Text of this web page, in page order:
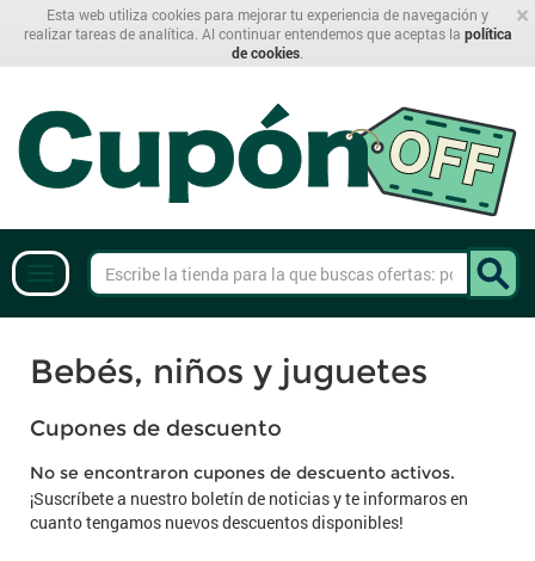
×
Esta web utiliza cookies para mejorar tu experiencia de navegación y
realizar tareas de analítica. Al continuar entendemos que aceptas la política
de cookies
Bebés, niños y juguetes
Cupones de descuento
No se encontraron cupones de descuento activos.
¡Suscríbete a nuestro boletín de noticias y te informaros en
cuanto tengamos nuevos descuentos disponibles!